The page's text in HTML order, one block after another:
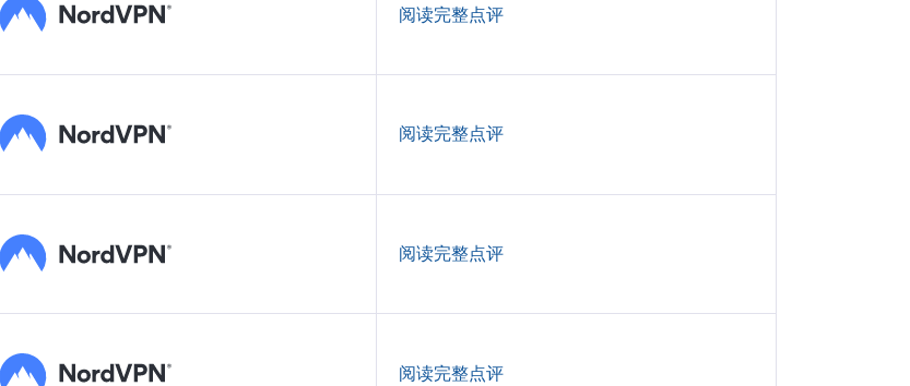
阅读完整点评
阅读完整点评
阅读完整点评
阅读完整点评